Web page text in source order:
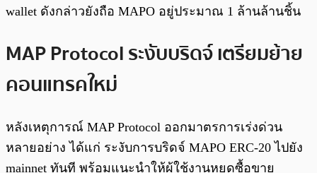
wallet ดังกล่าวยังถือ MAPO อยู่ประมาณ 1 ล้านล้านชิ้น
MAP Protocol ระงับบริดจ์ เตรียมย้าย
คอนแทรคใหม่
หลังเหตุการณ์ MAP Protocol ออกมาตรการเร่งด่วน
หลายอย่าง ได้แก่ ระงับการบริดจ์ MAPO ERC-20 ไปยัง
mainnet ทันที พร้อมแนะนำให้ผู้ใช้งานหยุดซื้อขาย